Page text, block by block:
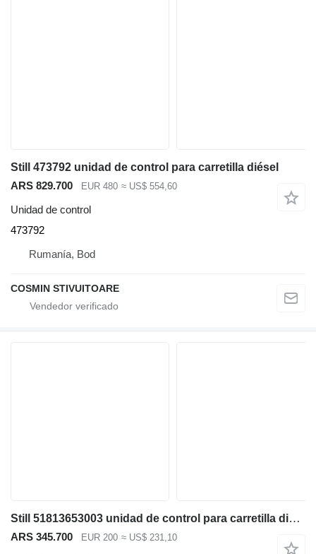
Still 473792 unidad de control para carretilla diésel
ARS 829.700
EUR 480 ≈ US$ 554,60
Unidad de control
473792
Rumanía, Bod
COSMIN STIVUITOARE
Still 51813653003 unidad de control para carretilla diésel
ARS 345.700 EUR 200 ≈ US$ 231,10